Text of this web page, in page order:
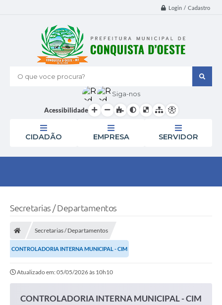
Login / Cadastro
O que voce procura?
Siga-nos
Acessibilidade
CIDADÃO EMPRESA SERVIDOR
Secretarias / Departamentos
Secretarias / Departamentos
CONTROLADORIA INTERNA MUNICIPAL - CIM
Atualizado em: 05/05/2026 às 10h10
CONTROLADORIA INTERNA MUNICIPAL - CIM